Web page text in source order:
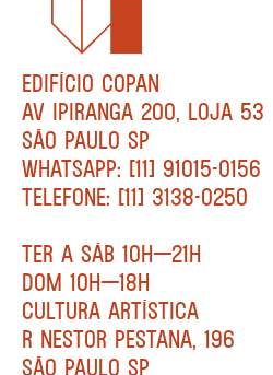
EDIFÍCIO COPAN
AV IPIRANGA 200, LOJA 53
SÃO PAULO SP
WHATSAPP: [11] 91015-0156
TELEFONE: [11] 3138-0250
TER A SÁB 10H—21H
DOM 10H—18H
CULTURA ARTÍSTICA
R NESTOR PESTANA, 196
SÃO PAULO SP